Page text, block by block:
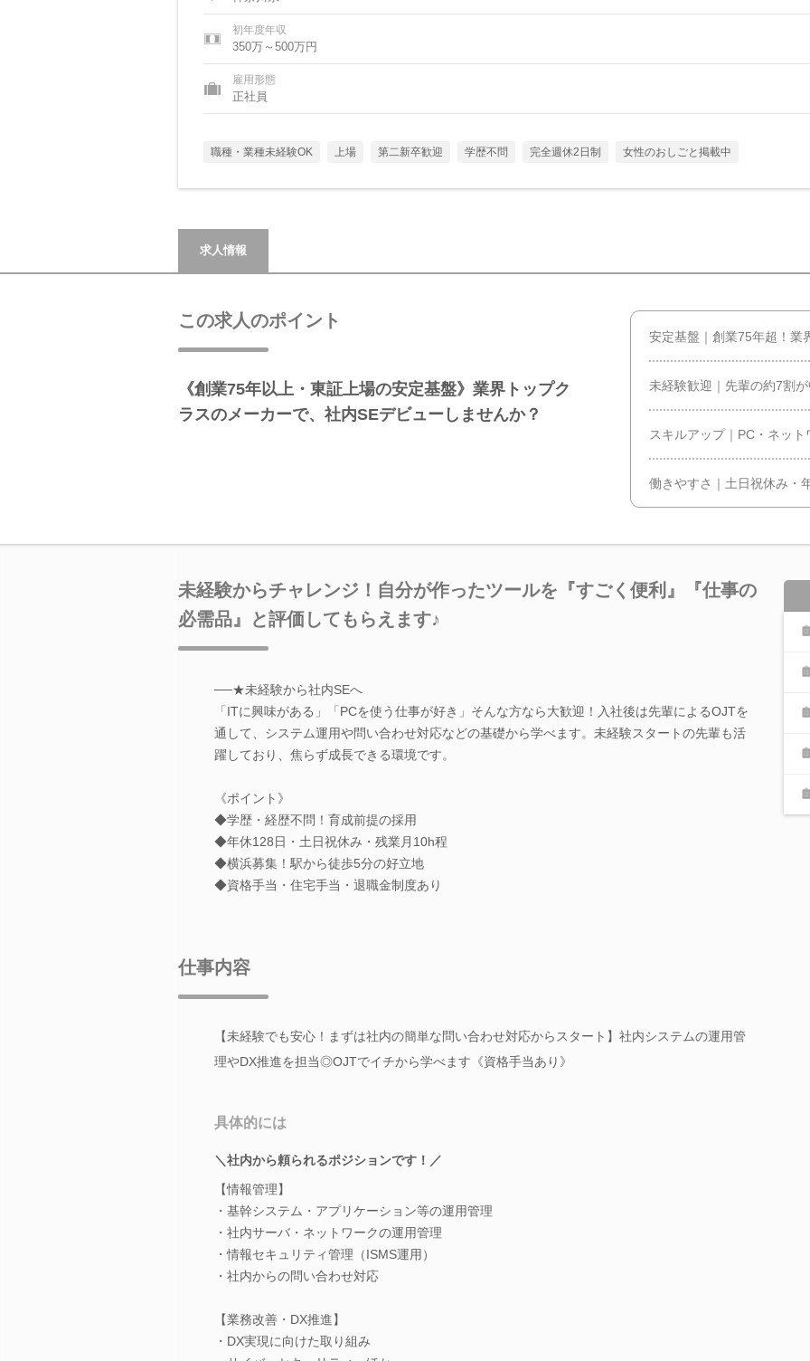
初年度年収
350万～500万円
雇用形態
正社員
職種・業種未経験OK 上場 第二新卒歓迎 学歴不問 完全週休2日制 女性のおしごと掲載中
求人情報
この求人のポイント
《創業75年以上・東証上場の安定基盤》業界トップク
ラスのメーカーで、社内SEデビューしませんか？
安定基盤｜創業75年超！業
未経験歓迎｜先輩の約7割
スキルアップ｜PC・ネッ
働きやすさ｜土日祝休み・
未経験からチャレンジ！自分が作ったツールを『すごく便利』『仕事の
必需品』と評価してもらえます♪
──★未経験から社内SEへ
「ITに興味がある」「PCを使う仕事が好き」そんな方なら大歓迎！入社後は先輩によるOJTを
通して、システム運用や問い合わせ対応などの基礎から学べます。未経験スタートの先輩も活
躍しており、焦らず成長できる環境です。
《ポイント》
◆学歴・経歴不問！育成前提の採用
◆年休128日・土日祝休み・残業月10h程
◆横浜募集！駅から徒歩5分の好立地
◆資格手当・住宅手当・退職金制度あり
仕事内容
【未経験でも安心！まずは社内の簡単な問い合わせ対応からスタート】社内システムの運用管
理やDX推進を担当◎OJTでイチから学べます《資格手当あり》
具体的には
＼社内から頼られるポジションです！／
【情報管理】
・基幹システム・アプリケーション等の運用管理
・社内サーバ・ネットワークの運用管理
・情報セキュリティ管理（ISMS運用）
・社内からの問い合わせ対応
【業務改善・DX推進】
・DX実現に向けた取り組み